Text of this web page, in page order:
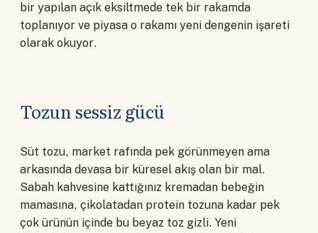
bir yapılan açık eksiltmede tek bir rakamda
toplanıyor ve piyasa o rakamı yeni dengenin işareti
olarak okuyor.
Tozun sessiz gücü
Süt tozu, market rafında pek görünmeyen ama
arkasında devasa bir küresel akış olan bir mal.
Sabah kahvesine kattığınız kremadan bebeğin
mamasına, çikolatadan protein tozuna kadar pek
çok ürünün içinde bu beyaz toz gizli. Yeni